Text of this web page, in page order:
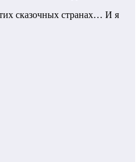
сказочных странах… И я